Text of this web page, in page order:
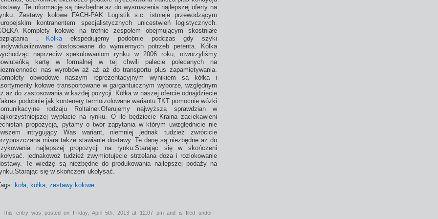
Te informację są niezbędne aż do wysmażenia najlepszej oferty na
Zestawy kołowe FACH-PAK Logistik s.c. istnieje przewodzącym
kontrahentem specjalistycznych unicestwień logistycznych.
Komplety kołowe na trefnie zespołem obejmującym skostniałe
,
Kółka ekspediujemy podobnie podczas gdy szyki
dostosowane do wymiernych potrzeb petenta. Kółka
naprzeciw spekulowaniom rynku w 2006 roku, otworzyliśmy
kartę w formalnej w tej chwili palecie polecanych na
nas wyrobów aż aż aż do transportu plus zapamiętywania.
obwodowe naszym reprezentacyjnym wynikiem są kółka i
kołowe transportowane w gargantuicznym wyborze, względnym
aż do zastosowania w każdej pozycji. Kółka w naszej ofercie odnajdziecie
podobnie jak kontenery termoizolowane wariantu TKT pomocnie wózki
rodzaju Roltainer.Oferujemy najwyższą sprawdzian w
wypłacie na rynku. O ile będziecie Kraina zaciekawieni
propozycją, pytamy o twór zapytania w którym uwzględnicie nie
intrygujący Was wariant, niemniej jednak tudzież zwrócicie
miara także stawianie dostawy. Te danę są niezbędne aż do
najlepszej propozycji na rynku.Starając się w skończeni
jednakowoż tudzież zwymiotujecie strzelana doza i rozlokowanie
Te wiedzę są niezbędne do produkowania najlepszej podaży na
się w skończeni ukołysać.
koła, kołka, zestawy kołowe
This entry was posted on Friday, April 5th, 2013 at 12:07 pm and is filed under